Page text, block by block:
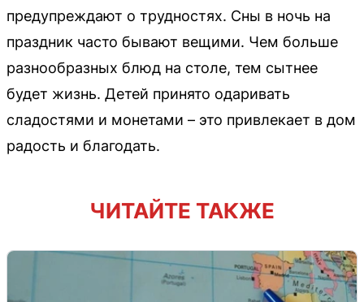
предупреждают о трудностях. Сны в ночь на
праздник часто бывают вещими. Чем больше
разнообразных блюд на столе, тем сытнее
будет жизнь. Детей принято одаривать
сладостями и монетами – это привлекает в дом
радость и благодать.
ЧИТАЙТЕ ТАКЖЕ